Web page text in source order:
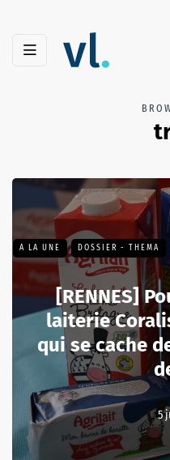
A LA UNE DOSSIER - THEMA
[RENNES]
laiterie
qui se cache
5